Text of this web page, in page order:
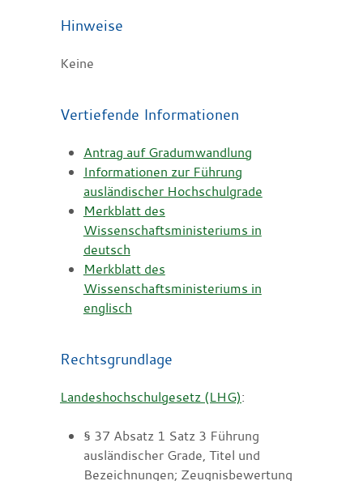
Hinweise
Keine
Vertiefende Informationen
Antrag auf Gradumwandlung
Informationen zur Führung
ausländischer Hochschulgrade
Merkblatt des
Wissenschaftsministeriums in
deutsch
Merkblatt des
Wissenschaftsministeriums in
englisch
Rechtsgrundlage
Landeshochschulgesetz (LHG):
§ 37 Absatz 1 Satz 3 Führung
ausländischer Grade, Titel und
Bezeichnungen; Zeugnisbewertung